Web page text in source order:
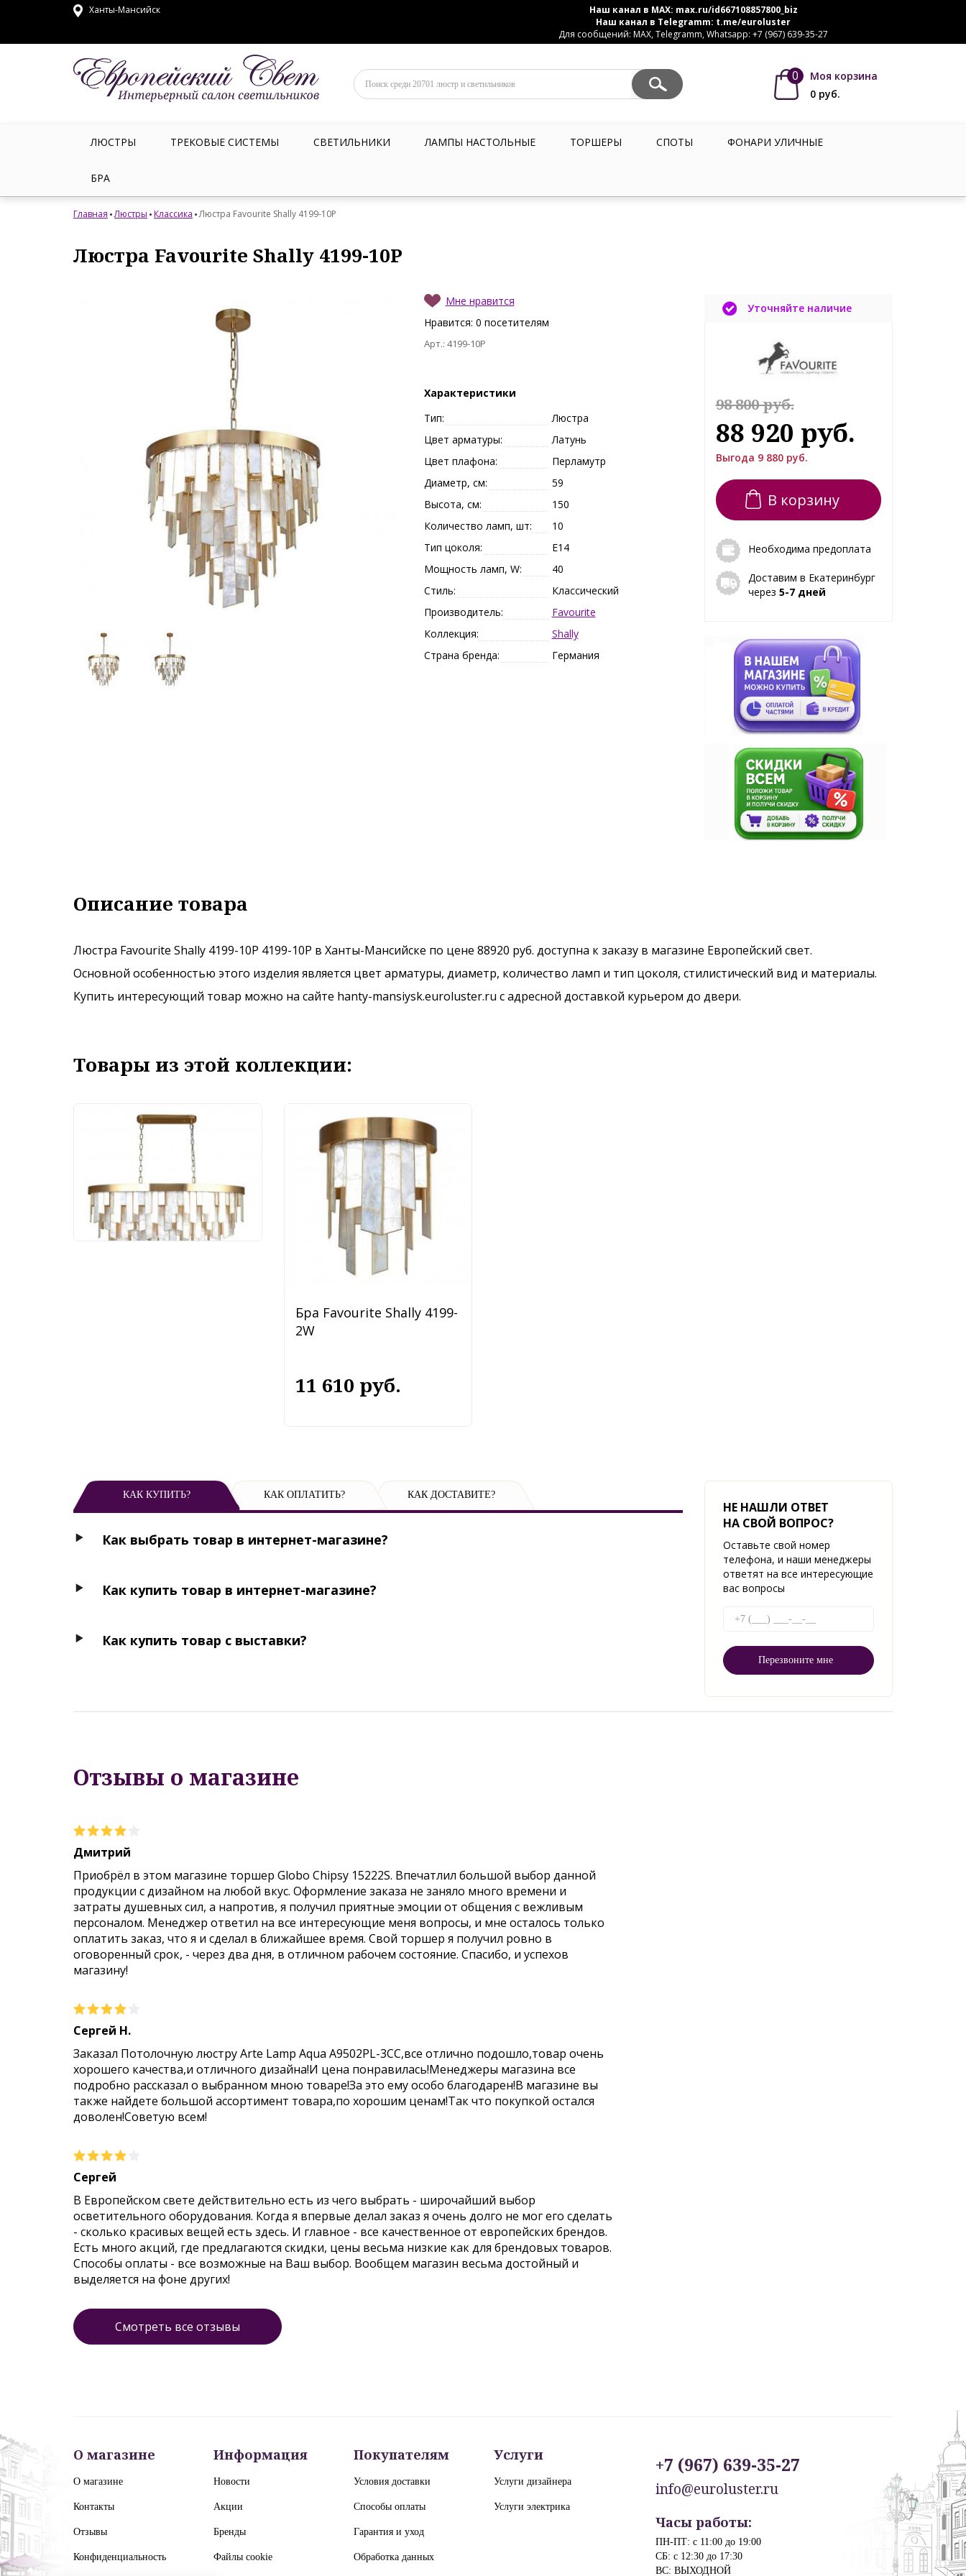
Ханты-Мансийск Наш канал в MAX: max.ru/id667108857800_biz
Наш канал в Telegramm: t.me/euroluster
Для сообщений: MAX, Telegramm, Whatsapp: +7 (967) 639-35-27
0
Моя корзина
0 руб.
ЛЮСТРЫ ТРЕКОВЫЕ СИСТЕМЫ СВЕТИЛЬНИКИ ЛАМПЫ НАСТОЛЬНЫЕ ТОРШЕРЫ СПОТЫ ФОНАРИ УЛИЧНЫЕ
БРА
Главная Люстры Классика Люстра Favourite Shally 4199-10P
Люстра Favourite Shally 4199-10P
Мне нравится
Нравится: 0 посетителям
Арт.: 4199-10P
Характеристики
Тип:
Люстра
Цвет арматуры:
Латунь
Цвет плафона:
Перламутр
Диаметр, см:
59
Высота, см:
150
Количество ламп, шт:
10
Тип цоколя:
E14
Мощность ламп, W:
40
Стиль:
Классический
Производитель:
Favourite
Коллекция:
Shally
Страна бренда:
Германия
Уточняйте наличие
98 800 руб.
88 920 руб.
Выгода 9 880 руб.
В корзину
Необходима предоплата
Доставим в Екатеринбург
через 5-7 дней
Описание товара
Люстра Favourite Shally 4199-10P 4199-10P в Ханты-Мансийске по цене 88920 руб. доступна к заказу в магазине Европейский свет.
Основной особенностью этого изделия является цвет арматуры, диаметр, количество ламп и тип цоколя, стилистический вид и материалы.
Купить интересующий товар можно на сайте hanty-mansiysk.euroluster.ru с адресной доставкой курьером до двери.
Товары из этой коллекции:
Люстра Favourite Shally
4199-15P
71 100 руб.
Бра Favourite Shally 4199-
2W
11 610 руб.
КАК КУПИТЬ? КАК ОПЛАТИТЬ? КАК ДОСТАВИТЕ?
Как выбрать товар в интернет-магазине?
Как купить товар в интернет-магазине?
Как купить товар с выставки?
НЕ НАШЛИ ОТВЕТ
НА СВОЙ ВОПРОС?
Оставьте свой номер
телефона, и наши менеджеры
ответят на все интересующие
вас вопросы
Отзывы о магазине
Дмитрий
Приобрёл в этом магазине торшер Globo Chipsy 15222S. Впечатлил большой выбор данной
продукции с дизайном на любой вкус. Оформление заказа не заняло много времени и
затраты душевных сил, а напротив, я получил приятные эмоции от общения с вежливым
персоналом. Менеджер ответил на все интересующие меня вопросы, и мне осталось только
оплатить заказ, что я и сделал в ближайшее время. Свой торшер я получил ровно в
оговоренный срок, - через два дня, в отличном рабочем состояние. Спасибо, и успехов
магазину!
Сергей Н.
Заказал Потолочную люстру Arte Lamp Aqua A9502PL-3CC,все отлично подошло,товар очень
хорошего качества,и отличного дизайна!И цена понравилась!Менеджеры магазина все
подробно рассказал о выбранном мною товаре!За это ему особо благодарен!В магазине вы
также найдете большой ассортимент товара,по хорошим ценам!Так что покупкой остался
доволен!Советую всем!
Сергей
В Европейском свете действительно есть из чего выбрать - широчайший выбор
осветительного оборудования. Когда я впервые делал заказ я очень долго не мог его сделать
- сколько красивых вещей есть здесь. И главное - все качественное от европейских брендов.
Есть много акций, где предлагаются скидки, цены весьма низкие как для брендовых товаров.
Способы оплаты - все возможные на Ваш выбор. Вообщем магазин весьма достойный и
выделяется на фоне других!
Смотреть все отзывы
О магазине
О магазине
Контакты
Отзывы
Конфиденциальность
Информация
Новости
Акции
Бренды
Файлы cookie
Покупателям
Условия доставки
Способы оплаты
Гарантия и уход
Обработка данных
Услуги
Услуги дизайнера
Услуги электрика
+7 (967) 639-35-27
info@euroluster.ru
Часы работы:
ПН-ПТ: с 11:00 до 19:00
СБ: с 12:30 до 17:30
ВС: ВЫХОДНОЙ